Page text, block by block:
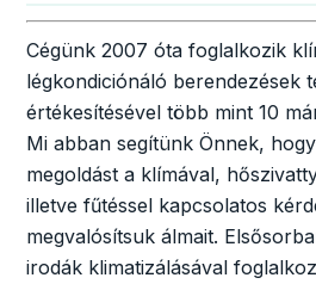
Cégünk 2007 óta foglalkozik
légkondiciónáló berendezések
értékesítésével több mint 10
Mi abban segítünk Önnek,
megoldást a klímával,
illetve fűtéssel kapcsolatos
megvalósítsuk álmait.
irodák klimatizálásával